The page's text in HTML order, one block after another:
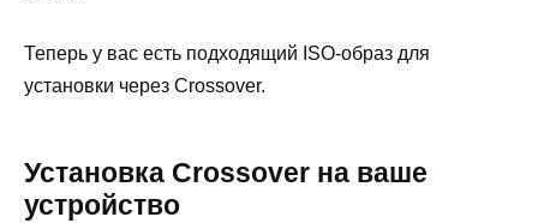
Теперь у вас есть подходящий ISO-образ для
установки через Crossover.
Установка Crossover на ваше
устройство